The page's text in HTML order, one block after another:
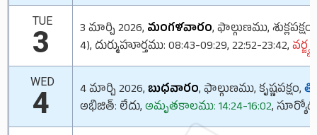
TUE
3 3 మార్చి 2026, మంగళవారం, ఫాల్గుణము, శుక్లపక్షం,
4), దుర్ముహూర్తము: 08:43-09:29, 22:52-23:42,
WED
4 4 మార్చి 2026, బుధవారం, ఫాల్గుణము, కృష్ణపక్షం,
అభిజిత్: లేదు, అమృతకాలము: 14:24-16:02,